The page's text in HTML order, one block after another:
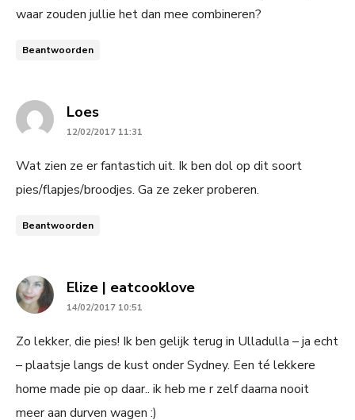
waar zouden jullie het dan mee combineren?
Beantwoorden
Loessays:
12/02/2017 11:31
Wat zien ze er fantastich uit. Ik ben dol op dit soort
pies/flapjes/broodjes. Ga ze zeker proberen.
Beantwoorden
Elize | eatcooklovesays:
14/02/2017 10:51
Zo lekker, die pies! Ik ben gelijk terug in Ulladulla – ja echt
– plaatsje langs de kust onder Sydney. Een té lekkere
home made pie op daar.. ik heb me r zelf daarna nooit
meer aan durven wagen :)